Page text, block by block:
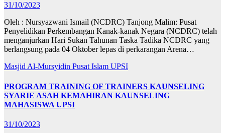
31/10/2023
Oleh : Nursyazwani Ismail (NCDRC) Tanjong Malim: Pusat
Penyelidikan Perkembangan Kanak-kanak Negara (NCDRC) telah
menganjurkan Hari Sukan Tahunan Taska Tadika NCDRC yang
berlangsung pada 04 Oktober lepas di perkarangan Arena…
Masjid Al-Mursyidin Pusat Islam UPSI
PROGRAM TRAINING OF TRAINERS KAUNSELING
SYARIE ASAH KEMAHIRAN KAUNSELING
MAHASISWA UPSI
31/10/2023